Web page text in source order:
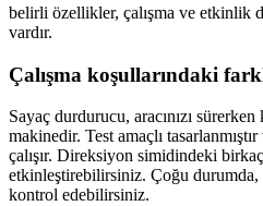
belirli özellikler, çalışma ve etkinlik
vardır.
Çalışma koşullarındaki
Sayaç durdurucu, aracınızı
makinedir. Test amaçlı
çalışır. Direksiyon simidindeki
etkinleştirebilirsiniz. Çoğu durumda,
kontrol edebilirsiniz.